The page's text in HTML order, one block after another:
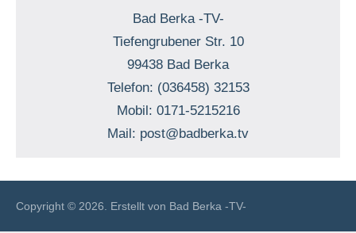
Bad Berka -TV-
Tiefengrubener Str. 10
99438 Bad Berka
Telefon: (036458) 32153
Mobil: 0171-5215216
Mail: post@badberka.tv
Copyright © 2026. Erstellt von Bad Berka -TV-